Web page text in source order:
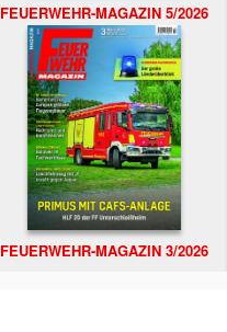
FEUERWEHR-MAGAZIN 5/2026
FEUERWEHR-MAGAZIN 3/2026